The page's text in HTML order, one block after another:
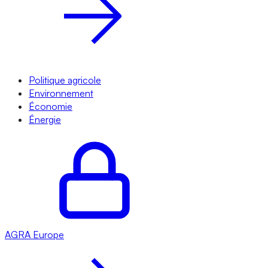
Politique agricole
Environnement
Économie
Énergie
AGRA Europe